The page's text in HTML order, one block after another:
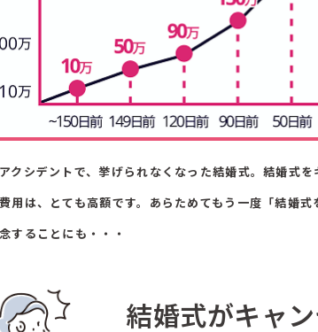
クシデントで、挙げられなくなった結婚式。結婚式を
用は、とても高額です。あらためてもう一度「結婚式
することにも・・・
結婚式がキャ